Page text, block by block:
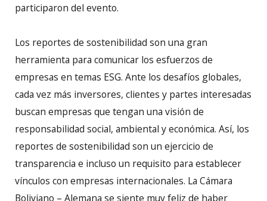
participaron del evento.
Los reportes de sostenibilidad son una gran
herramienta para comunicar los esfuerzos de
empresas en temas ESG. Ante los desafíos globales,
cada vez más inversores, clientes y partes interesadas
buscan empresas que tengan una visión de
responsabilidad social, ambiental y económica. Así, los
reportes de sostenibilidad son un ejercicio de
transparencia e incluso un requisito para establecer
vínculos con empresas internacionales. La Cámara
Boliviano – Alemana se siente muy feliz de haber